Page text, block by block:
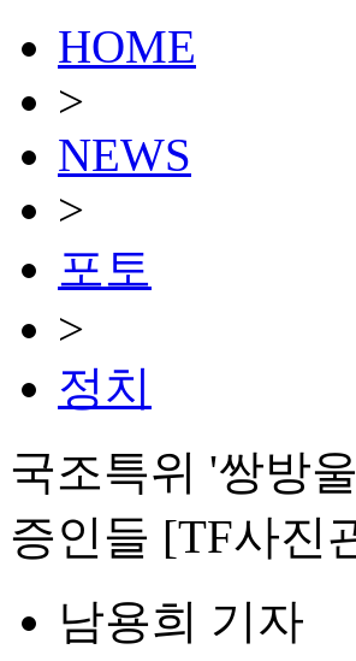
HOME
>
NEWS
>
포토
>
정치
국조특위 '쌍방
증인들 [TF사진
남용희 기자